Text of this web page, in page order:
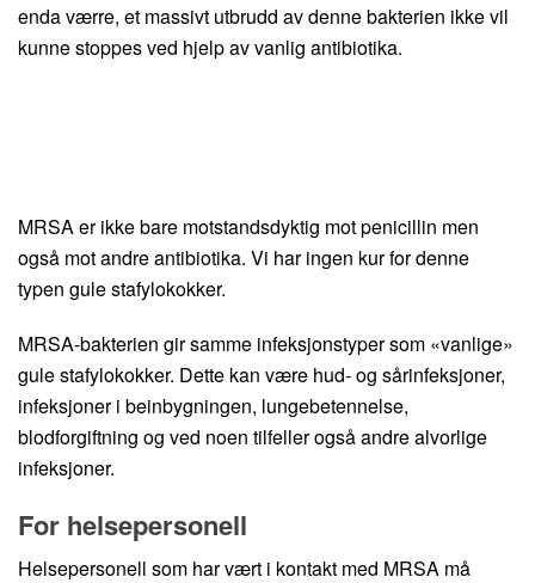
enda værre, et massivt utbrudd av denne bakterien ikke vil
kunne stoppes ved hjelp av vanlig antibiotika.
MRSA er ikke bare motstandsdyktig mot penicillin men
også mot andre antibiotika. Vi har ingen kur for denne
typen gule stafylokokker.
MRSA-bakterien gir samme infeksjonstyper som «vanlige»
gule stafylokokker. Dette kan være hud- og sårinfeksjoner,
infeksjoner i beinbygningen, lungebetennelse,
blodforgiftning og ved noen tilfeller også andre alvorlige
infeksjoner.
For helsepersonell
Helsepersonell som har vært i kontakt med MRSA må